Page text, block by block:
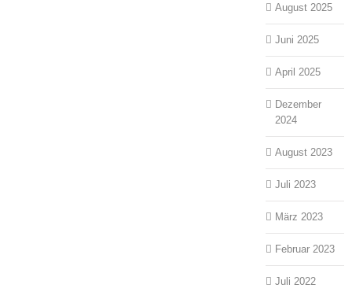
August 2025
Juni 2025
April 2025
Dezember
2024
August 2023
Juli 2023
März 2023
Februar 2023
Juli 2022